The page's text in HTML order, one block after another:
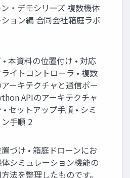
・デモシリーズ 複数機体
ョン編 合同会社箱庭ラボ
本資料の位置付け • 対応
イトコントローラ • 複数
ーキテクチャと通信ポー
APIのアーキテクチャ
• セットアップ手順 • シミ
手順 2
づけ • 箱庭ドローンにお
シミュレーション機能の
法を整理したものです。